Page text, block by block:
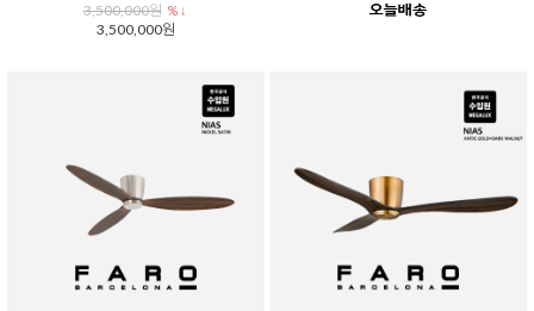
3,500,000원 % ↓
3,500,000원